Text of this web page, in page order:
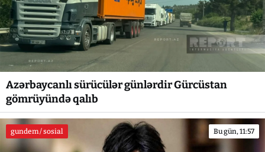
Azərbaycanlı sürücülər günlərdir Gürcüstan
gömrüyündə qalıb
gundem / sosial Bu gün, 11:57